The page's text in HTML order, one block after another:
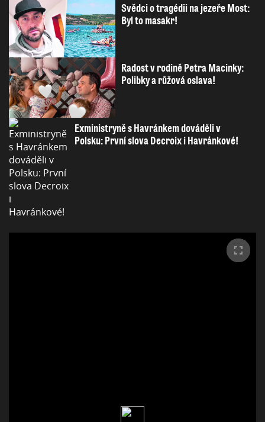
Svědci o tragédii na jezeře Most:
Byl to masakr!
Radost v rodině Petra Macinky:
Polibky a růžová oslava!
Exministryně s Havránkem dováděli v
Polsku: První slova Decroix i Havránkové!